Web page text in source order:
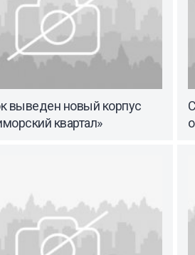
выведен новый корпус
квартал»